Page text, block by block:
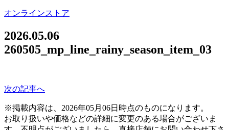
オンラインストア
2026.05.06
260505_mp_line_rainy_season_item_03
次の記事へ
※掲載内容は、2026年05月06日時点のものになります。
お取り扱いや価格などの詳細に変更のある場合がございま